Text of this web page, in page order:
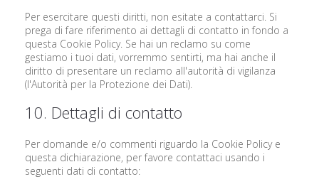
Per esercitare questi diritti, non esitate a contattarci. Si
prega di fare riferimento ai dettagli di contatto in fondo a
questa Cookie Policy. Se hai un reclamo su come
gestiamo i tuoi dati, vorremmo sentirti, ma hai anche il
diritto di presentare un reclamo all'autorità di vigilanza
(l'Autorità per la Protezione dei Dati).
10. Dettagli di contatto
Per domande e/o commenti riguardo la Cookie Policy e
questa dichiarazione, per favore contattaci usando i
seguenti dati di contatto: